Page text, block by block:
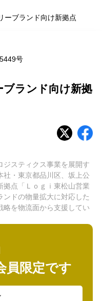
ーブランド向け新拠点
号
ランド向け新拠
スティクス事業を展開す
社・東京都品川区、坂上公
拠点「Ｌｏｇｉ東松山営業
ンドの物量拡大に対応した
略を物流面から支援してい
員限定です